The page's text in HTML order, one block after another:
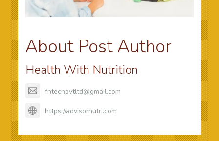
About Post Author
Health With Nutrition
fntechpvtltd@gmail.com
https://advisornutri.com